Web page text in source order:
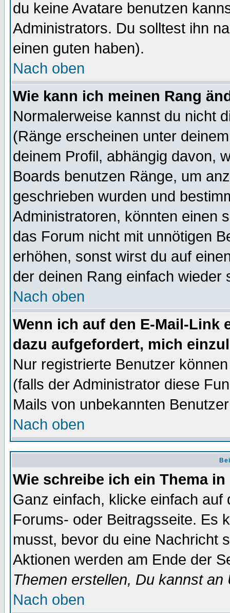
du keine Avatare benutzen
Administrators. Du solltest ihn
einen guten haben).
Nach oben
Wie kann ich meinen Rang
Normalerweise kannst du nicht
(Ränge erscheinen unter
deinem Profil, abhängig davon,
Boards benutzen Ränge, um
geschrieben wurden und
Administratoren, könnten einen
das Forum nicht mit unnötigen
erhöhen, sonst wirst du auf
der deinen Rang einfach wieder
Nach oben
Wenn ich auf den E-Mail-Link
dazu aufgefordert, mich
Nur registrierte Benutzer
(falls der Administrator diese
Mails von unbekannten
Nach oben
Wie schreibe ich ein Thema
Ganz einfach, klicke einfach
Forums- oder Beitragsseite. Es
musst, bevor du eine Nachricht
Aktionen werden am Ende der
Themen erstellen, Du kannst
Nach oben